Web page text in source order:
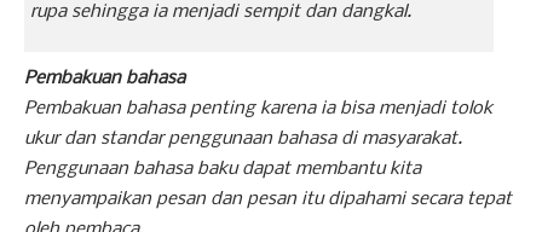
rupa sehingga ia menjadi sempit dan dangkal.
Pembakuan bahasa
Pembakuan bahasa penting karena ia bisa menjadi tolok
ukur dan standar penggunaan bahasa di masyarakat.
Penggunaan bahasa baku dapat membantu kita
menyampaikan pesan dan pesan itu dipahami secara tepat